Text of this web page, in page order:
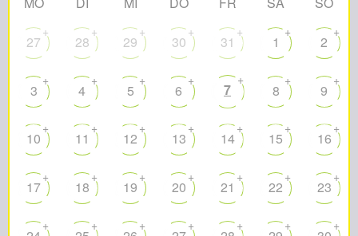
27
+
28
+
29
+
30
+
31
+
1
+
2
+
3
+
4
+
5
+
6
+
7
+
8
+
9
+
10
+
11
+
12
+
13
+
14
+
15
+
16
+
17
+
18
+
19
+
20
+
21
+
22
+
23
+
+ + + + + + +